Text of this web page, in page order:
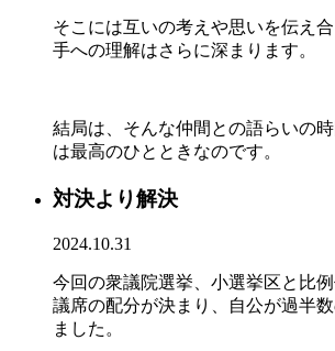
そこには互いの考えや思いを伝え
手への理解はさらに深まります。
結局は、そんな仲間との語らいの
は最高のひとときなのです。
対決より解決
2024.10.31
今回の衆議院選挙、小選挙区と比
議席の配分が決まり、自公が過半
ました。